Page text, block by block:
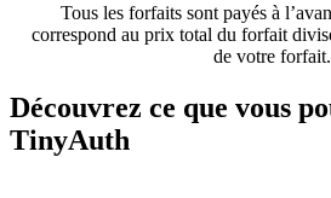
Tous les forfaits sont payés à
correspond au prix total du forfait
de votre forfait.
Découvrez ce que vous
TinyAuth